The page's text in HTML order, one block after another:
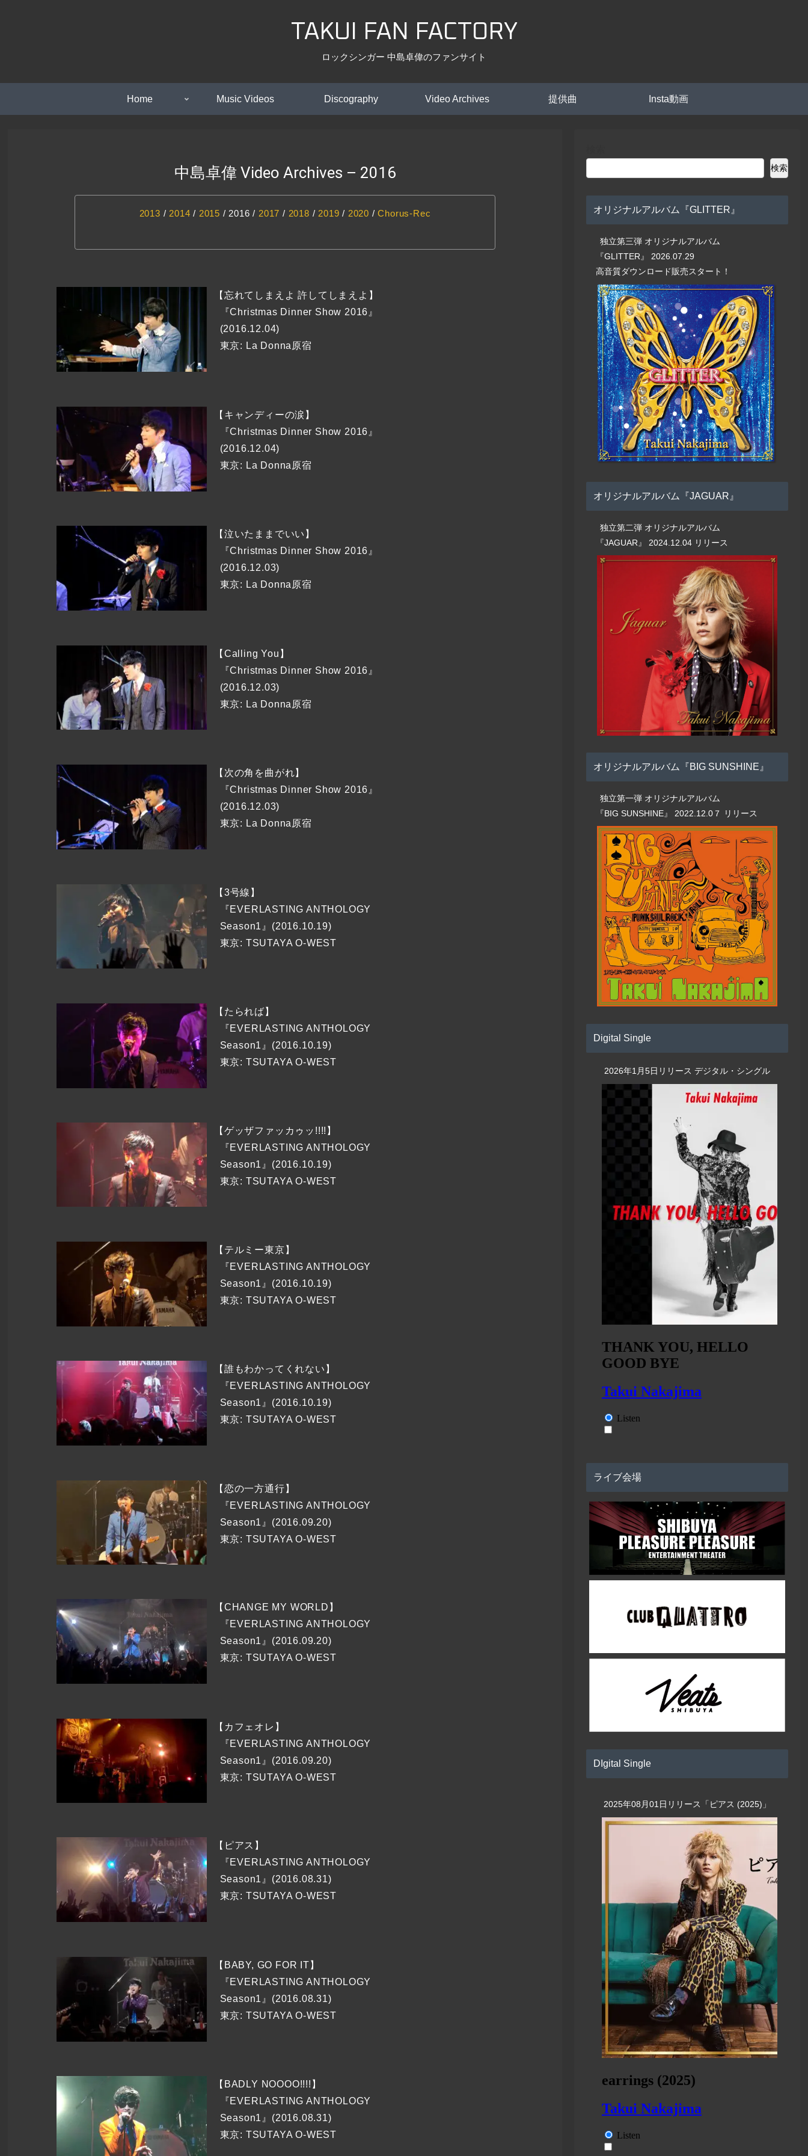
TAKUI FAN FACTORY
ロックシンガー 中島卓偉のファンサイト
Home Music Videos Discography Video Archives 提供曲 Insta動画
中島卓偉 Video Archives – 2016
2013 / 2014 / 2015 / 2016 / 2017 / 2018 / 2019 / 2020 /Chorus-Rec
【忘れてしまえよ 許してしまえよ】
『Christmas Dinner Show 2016』
(2016.12.04)
東京: La Donna原宿
【キャンディーの涙】
『Christmas Dinner Show 2016』
(2016.12.04)
東京: La Donna原宿
【泣いたままでいい】
『Christmas Dinner Show 2016』
(2016.12.03)
東京: La Donna原宿
【Calling You】
『Christmas Dinner Show 2016』
(2016.12.03)
東京: La Donna原宿
【次の角を曲がれ】
『Christmas Dinner Show 2016』
(2016.12.03)
東京: La Donna原宿
【3号線】
『EVERLASTING ANTHOLOGY
Season1』(2016.10.19)
東京: TSUTAYA O-WEST
【たられば】
『EVERLASTING ANTHOLOGY
Season1』(2016.10.19)
東京: TSUTAYA O-WEST
【ゲッザファッカゥッ!!!!】
『EVERLASTING ANTHOLOGY
Season1』(2016.10.19)
東京: TSUTAYA O-WEST
【テルミー東京】
『EVERLASTING ANTHOLOGY
Season1』(2016.10.19)
東京: TSUTAYA O-WEST
【誰もわかってくれない】
『EVERLASTING ANTHOLOGY
Season1』(2016.10.19)
東京: TSUTAYA O-WEST
【恋の一方通行】
『EVERLASTING ANTHOLOGY
Season1』(2016.09.20)
東京: TSUTAYA O-WEST
【CHANGE MY WORLD】
『EVERLASTING ANTHOLOGY
Season1』(2016.09.20)
東京: TSUTAYA O-WEST
【カフェオレ】
『EVERLASTING ANTHOLOGY
Season1』(2016.09.20)
東京: TSUTAYA O-WEST
【ピアス】
『EVERLASTING ANTHOLOGY
Season1』(2016.08.31)
東京: TSUTAYA O-WEST
【BABY, GO FOR IT】
『EVERLASTING ANTHOLOGY
Season1』(2016.08.31)
東京: TSUTAYA O-WEST
【BADLY NOOOO!!!!】
『EVERLASTING ANTHOLOGY
Season1』(2016.08.31)
東京: TSUTAYA O-WEST
検索
オリジナルアルバム『GLITTER』
独立第三弾 オリジナルアルバム
『GLITTER』 2026.07.29
高音質ダウンロード販売スタート！
オリジナルアルバム『JAGUAR』
独立第二弾 オリジナルアルバム
『JAGUAR』 2024.12.04 リリース
オリジナルアルバム『BIG SUNSHINE』
独立第一弾 オリジナルアルバム
『BIG SUNSHINE』 2022.12.0７ リリース
Digital Single
2026年1月5日リリース デジタル・シングル
ライブ会場
DIgital Single
2025年08月01日リリース「ピアス (2025)」